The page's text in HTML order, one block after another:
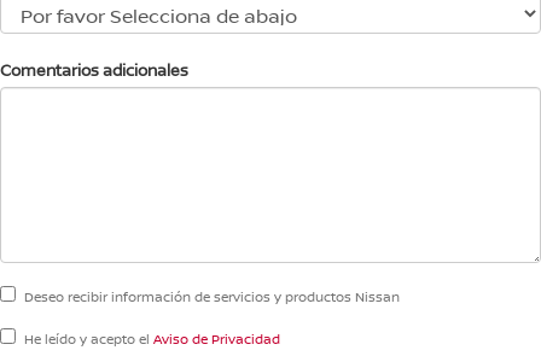
Comentarios adicionales
Deseo recibir información de servicios y productos Nissan
He leído y acepto el Aviso de Privacidad